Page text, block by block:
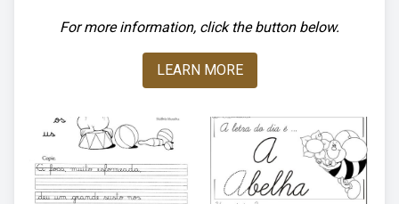
For more information, click the button below.
LEARN MORE